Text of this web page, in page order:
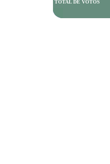
TOTAL DE VOTOS